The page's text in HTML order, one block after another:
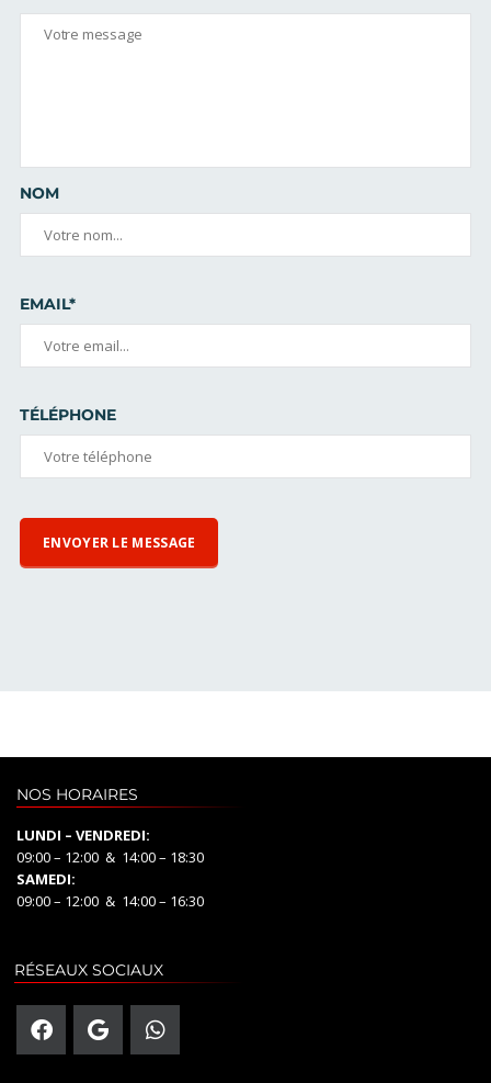
NOM
EMAIL*
TÉLÉPHONE
NOS HORAIRES
LUNDI – VENDREDI:
09:00 – 12:00 & 14:00 – 18:30
SAMEDI:
09:00 – 12:00 & 14:00 – 16:30
RÉSEAUX SOCIAUX